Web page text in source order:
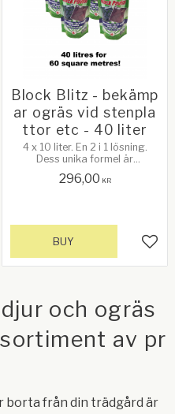
to favorites
Block Blitz - bekämp
ar ogräs vid stenpla
ttor etc - 40 liter
4 x 10 liter. En 2 i 1 lösning.
Dess unika formel är
helt enkelt med en vattenkanna.
296,00 KR
BUY
och ogräs
av pr
borta från din trädgård är